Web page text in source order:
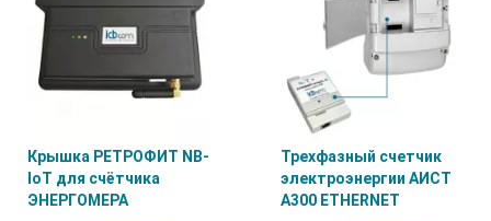
10(100)А
Крышка РЕТРОФИТ NB-
IoT для счётчика
ЭНЕРГОМЕРА
Трехфазный счетчик
электроэнергии АИСТ
А300 ETHERNET